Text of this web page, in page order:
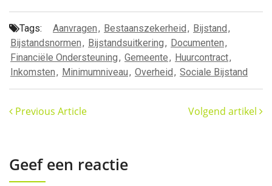
Tags: Aanvragen, Bestaanszekerheid, Bijstand,
Bijstandsnormen, Bijstandsuitkering, Documenten,
Financiële Ondersteuning, Gemeente, Huurcontract,
Inkomsten, Minimumniveau, Overheid, Sociale Bijstand
Previous Article Volgend artikel
Geef een reactie